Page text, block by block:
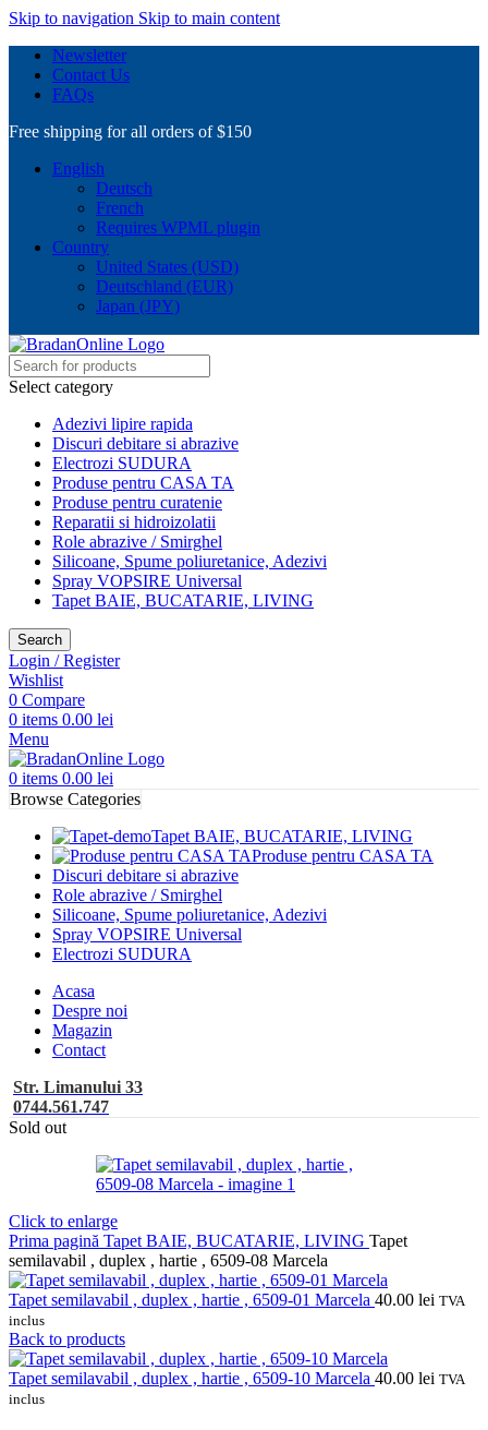
Skip to navigation Skip to main content
Newsletter
Contact Us
FAQs
Free shipping for all orders of $150
English
Deutsch
French
Requires WPML plugin
Country
United States (USD)
Deutschland (EUR)
Japan (JPY)
Select category
Adezivi lipire rapida
Discuri debitare si abrazive
Electrozi SUDURA
Produse pentru CASA TA
Produse pentru curatenie
Reparatii si hidroizolatii
Role abrazive / Smirghel
Silicoane, Spume poliuretanice, Adezivi
Spray VOPSIRE Universal
Tapet BAIE, BUCATARIE, LIVING
Search
Login / Register
Wishlist
0 Compare
0 items 0.00 lei
Menu
0 items 0.00 lei
Browse Categories
Tapet BAIE, BUCATARIE, LIVING
Produse pentru CASA TA
Discuri debitare si abrazive
Role abrazive / Smirghel
Silicoane, Spume poliuretanice, Adezivi
Spray VOPSIRE Universal
Electrozi SUDURA
Acasa
Despre noi
Magazin
Contact
Str. Limanului 33
0744.561.747
Sold out
Click to enlarge
Prima pagină Tapet BAIE, BUCATARIE, LIVING Tapet
semilavabil , duplex , hartie , 6509-08 Marcela
Tapet semilavabil , duplex , hartie , 6509-01 Marcela 40.00 lei TVA
inclus
Back to products
Tapet semilavabil , duplex , hartie , 6509-10 Marcela 40.00 lei TVA
inclus